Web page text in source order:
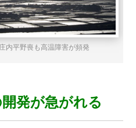
内平野喪も高温障害が頻発
発が急がれる